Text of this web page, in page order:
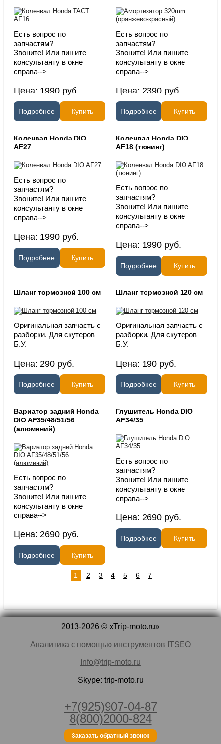
Есть вопрос по
запчастям?
Звоните! Или пишите
консультанту в окне
справа-->
Цена: 1990 руб.
Подробнее Купить
Есть вопрос по
запчастям?
Звоните! Или пишите
консультанту в окне
справа-->
Цена: 2390 руб.
Подробнее Купить
Коленвал Honda DIO
AF27
Есть вопрос по
запчастям?
Звоните! Или пишите
консультанту в окне
справа-->
Цена: 1990 руб.
Подробнее Купить
Коленвал Honda DIO
AF18 (тюнинг)
Есть вопрос по
запчастям?
Звоните! Или пишите
консультанту в окне
справа-->
Цена: 1990 руб.
Подробнее Купить
Шланг тормозной 100 см
Оригинальная запчасть с
разборки. Для скутеров
Б.У.
Цена: 290 руб.
Подробнее Купить
Шланг тормозной 120 см
Оригинальная запчасть с
разборки. Для скутеров
Б.У.
Цена: 190 руб.
Подробнее Купить
Вариатор задний Honda
DIO AF35/48/51/56
(алюминий)
Есть вопрос по
запчастям?
Звоните! Или пишите
консультанту в окне
справа-->
Цена:2690 руб.
Подробнее Купить
Глушитель Honda DIO
AF34/35
Есть вопрос по
запчастям?
Звоните! Или пишите
консультанту в окне
справа-->
Цена: 2690 руб.
Подробнее Купить
1 2 3 4 5 6 7
2013-2026 © «Trip-moto.ru»
Аналитика с помощью инструментов ITSEO
Info@trip-moto.ru
Skype: trip-moto.ru
+7(925)907-04-87
8(800)2000-824
Заказать обратный звонок